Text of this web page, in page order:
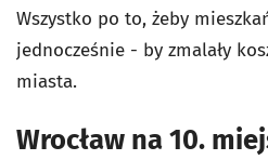
Wszystko po to, żeby
jednocześnie - by zmalały
miasta.
Wrocław na 10.